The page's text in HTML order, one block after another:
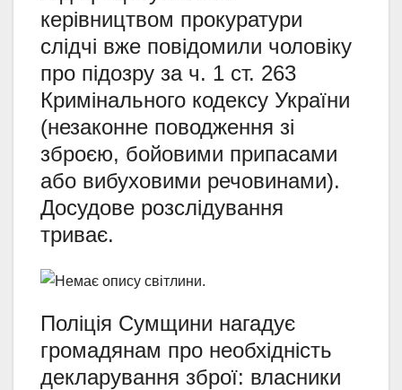
керівництвом прокуратури
слідчі вже повідомили чоловіку
про підозру за ч. 1 ст. 263
Кримінального кодексу України
(незаконне поводження зі
зброєю, бойовими припасами
або вибуховими речовинами).
Досудове розслідування
триває.
Поліція Сумщини нагадує
громадянам про необхідність
декларування зброї: власники